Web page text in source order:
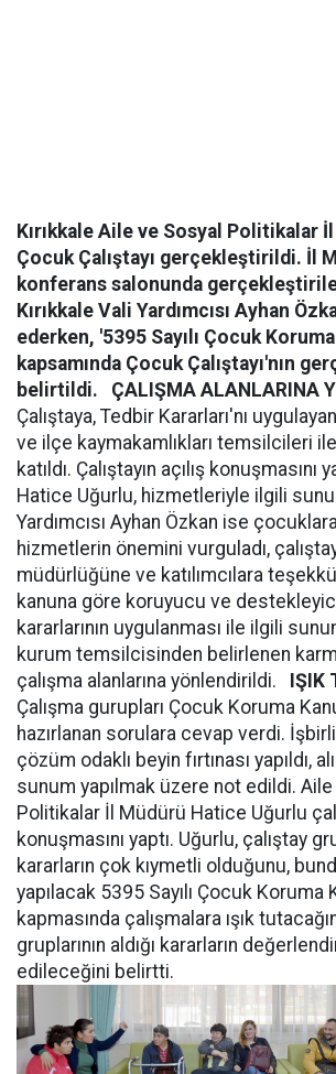
Kırıkkale Aile ve Sosyal Politikalar
Çocuk Çalıştayı gerçekleştirildi. İl
konferans salonunda
Kırıkkale Vali Yardımcısı Ayhan
ederken, '5395 Sayılı Çocuk
kapsamında Çocuk Çalıştayı'nın
belirtildi.
ÇALIŞMA ALANLARINA
Çalıştaya, Tedbir Kararları'nı
ve ilçe kaymakamlıkları temsilcileri
katıldı. Çalıştayın açılış
Hatice Uğurlu, hizmetleriyle ilgili
Yardımcısı Ayhan Özkan ise
hizmetlerin önemini vurguladı,
müdürlüğüne ve katılımcılara
kanuna göre koruyucu ve
kararlarının uygulanması ile ilgili
kurum temsilcisinden belirlenen
çalışma alanlarına yönlendirildi.
IŞIK
Çalışma gurupları Çocuk Koruma
hazırlanan sorulara cevap verdi.
çözüm odaklı beyin fırtınası yapıldı,
sunum yapılmak üzere not edildi. Aile
Politikalar İl Müdürü Hatice Uğurlu
konuşmasını yaptı. Uğurlu, çalıştay
kararların çok kıymetli olduğunu,
yapılacak 5395 Sayılı Çocuk Koruma
kapmasında çalışmalara ışık
gruplarının aldığı kararların
edileceğini belirtti.